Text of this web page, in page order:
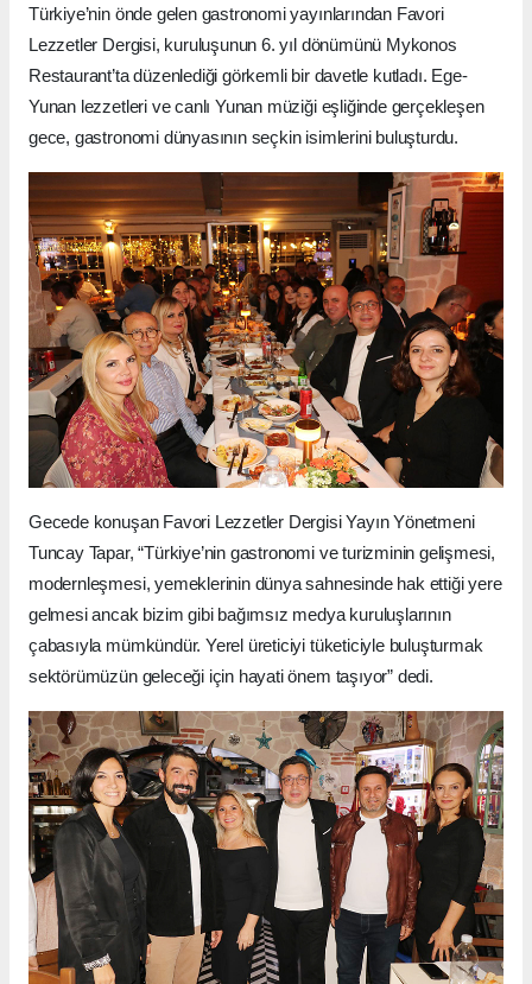
Türkiye’nin önde gelen gastronomi yayınlarından Favori
Lezzetler Dergisi, kuruluşunun 6. yıl dönümünü Mykonos
Restaurant’ta düzenlediği görkemli bir davetle kutladı. Ege-
Yunan lezzetleri ve canlı Yunan müziği eşliğinde gerçekleşen
gece, gastronomi dünyasının seçkin isimlerini buluşturdu.
Gecede konuşan Favori Lezzetler Dergisi Yayın Yönetmeni
Tuncay Tapar, “Türkiye’nin gastronomi ve turizminin gelişmesi,
modernleşmesi, yemeklerinin dünya sahnesinde hak ettiği yere
gelmesi ancak bizim gibi bağımsız medya kuruluşlarının
çabasıyla mümkündür. Yerel üreticiyi tüketiciyle buluşturmak
sektörümüzün geleceği için hayati önem taşıyor” dedi.